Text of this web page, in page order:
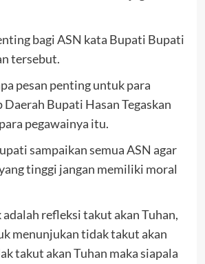
bagi ASN kata Bupati Bupati
tersebut.
pesan penting untuk para
Bupati Hasan Tegaskan
pegawainya itu.
sampaikan semua ASN agar
tinggi jangan memiliki moral
refleksi takut akan Tuhan,
menunjukan tidak takut akan
takut akan Tuhan maka siapala